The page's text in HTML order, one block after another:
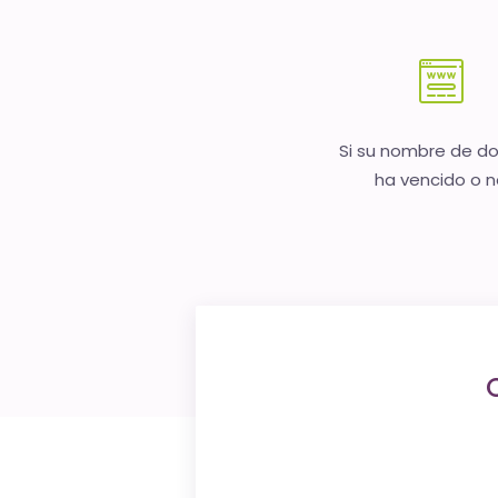
Si su nombre de
ha vencido o